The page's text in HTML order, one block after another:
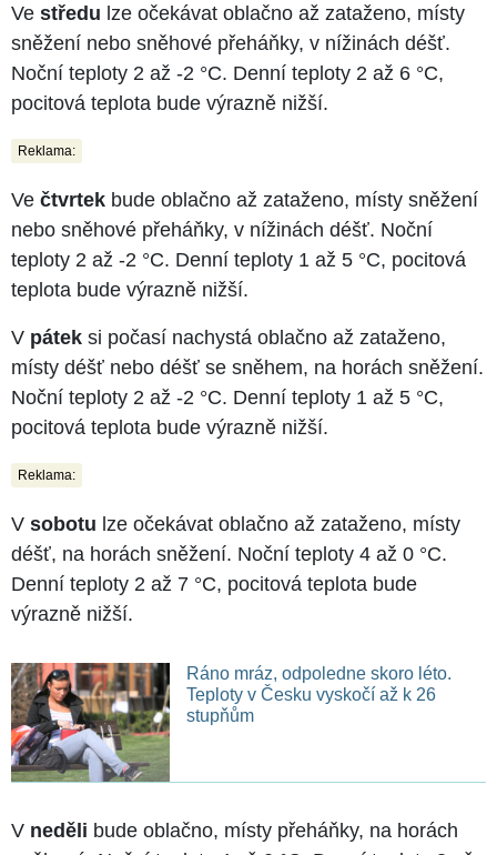
Ve středu lze očekávat oblačno až zataženo, místy
sněžení nebo sněhové přeháňky, v nížinách déšť.
Noční teploty 2 až -2 °C. Denní teploty 2 až 6 °C,
pocitová teplota bude výrazně nižší.
Reklama:
Ve čtvrtek bude oblačno až zataženo, místy sněžení
nebo sněhové přeháňky, v nížinách déšť. Noční
teploty 2 až -2 °C. Denní teploty 1 až 5 °C, pocitová
teplota bude výrazně nižší.
V pátek si počasí nachystá oblačno až zataženo,
místy déšť nebo déšť se sněhem, na horách sněžení.
Noční teploty 2 až -2 °C. Denní teploty 1 až 5 °C,
pocitová teplota bude výrazně nižší.
Reklama:
V sobotu lze očekávat oblačno až zataženo, místy
déšť, na horách sněžení. Noční teploty 4 až 0 °C.
Denní teploty 2 až 7 °C, pocitová teplota bude
výrazně nižší.
Ráno mráz, odpoledne skoro léto.
Teploty v Česku vyskočí až k 26
stupňům
V neděli bude oblačno, místy přeháňky, na horách